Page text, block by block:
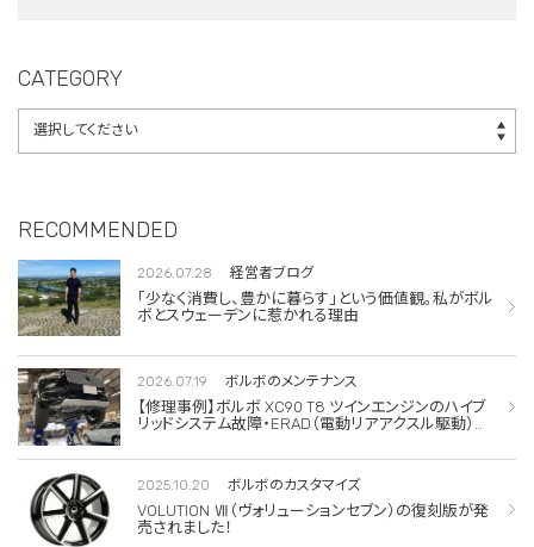
CATEGORY
RECOMMENDED
2026.07.28 経営者ブログ
「少なく消費し、豊かに暮らす」という価値観。私がボル
ボとスウェーデンに惹かれる理由
2026.07.19 ボルボのメンテナンス
【修理事例】ボルボ XC90 T8 ツインエンジンのハイブ
リッドシステム故障・ERAD（電動リアアクスル駆動）交
2025.10.20 ボルボのカスタマイズ
VOLUTION Ⅶ（ヴォリューションセブン）の復刻版が発
売されました！